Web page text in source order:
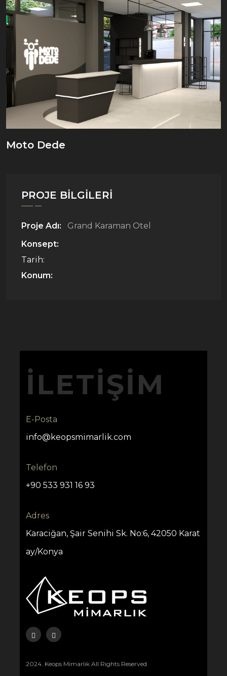
Moto Dede
PROJE BILGILERI
Proje Adı:
Grand Karaman Otel
Konsept:
Tarih:
Konum:
İLETIŞIM
E-Posta
info@keopsmimarlik.com
Telefon
+90 533 931 16 93
Adres
Karaciğan, Şair Senihi Sk. No:6, 42050 Karat
ay/Konya
2024. Keops Mimarlık All Rights Reserved